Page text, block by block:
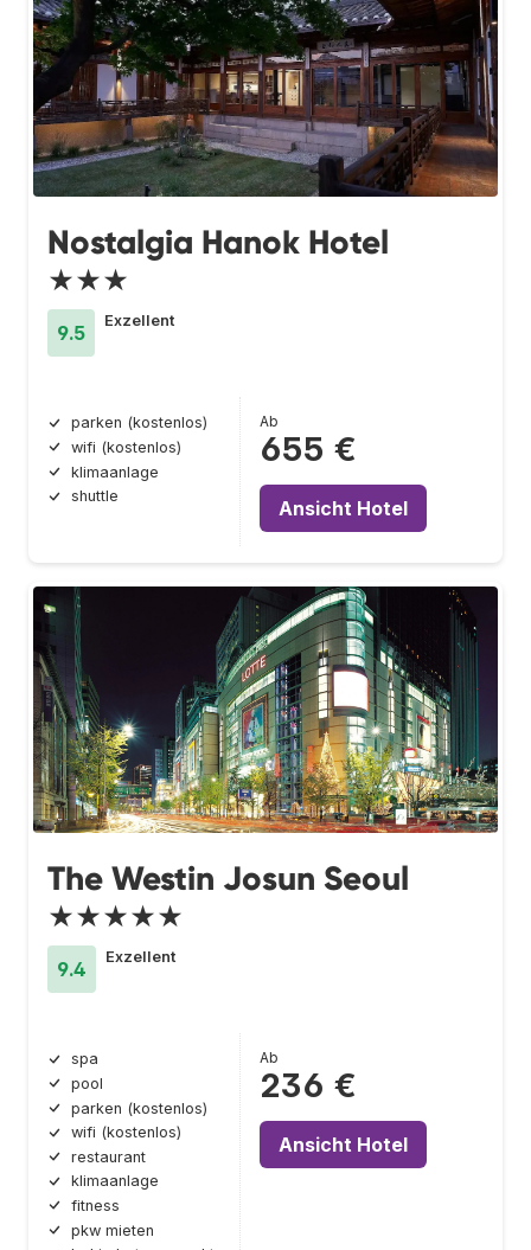
Nostalgia Hanok Hotel
★★★
9.5
Exzellent
parken (kostenlos)
wifi (kostenlos)
klimaanlage
shuttle
Ab
655 €
Ansicht Hotel
The Westin Josun Seoul
★★★★★
9.4
Exzellent
spa
pool
parken (kostenlos)
wifi (kostenlos)
restaurant
klimaanlage
fitness
pkw mieten
Ab
236 €
Ansicht Hotel